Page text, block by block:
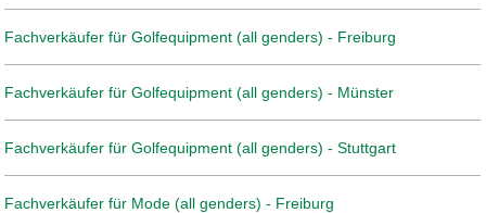
Fachverkäufer für Golfequipment (all genders) - Freiburg
Fachverkäufer für Golfequipment (all genders) - Münster
Fachverkäufer für Golfequipment (all genders) - Stuttgart
Fachverkäufer für Mode (all genders) - Freiburg